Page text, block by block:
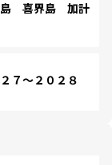
喜界島 加計
～２０２８